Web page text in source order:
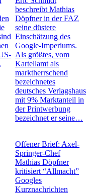
beschreibt Mathias
Döpfner in der FAZ
seine düstere
Einschätzung des
Google-Imperiums.
Als größtes, vom
Kartellamt als
marktherrschend
bezeichnetes
deutsches Verlagshaus
mit 9% Marktanteil in
der Printwerbung
bezeichnet er seine…
Offener Brief: Axel-
Springer-Chef
Mathias Döpfner
kritisiert “Allmacht”
Googles
Kurznachrichten